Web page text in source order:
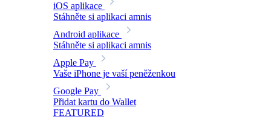
iOS aplikace
Stáhněte si aplikaci amnis
Android aplikace
Stáhněte si aplikaci amnis
Apple Pay
Vaše iPhone je vaší peněženkou
Google Pay
Přidat kartu do Wallet
FEATURED